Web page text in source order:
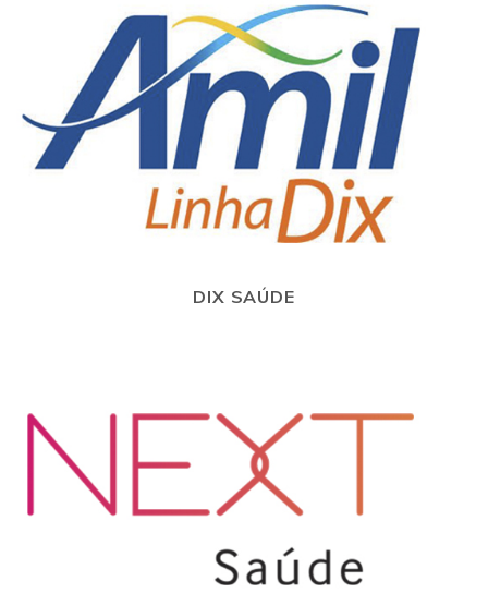
DIX SAÚDE